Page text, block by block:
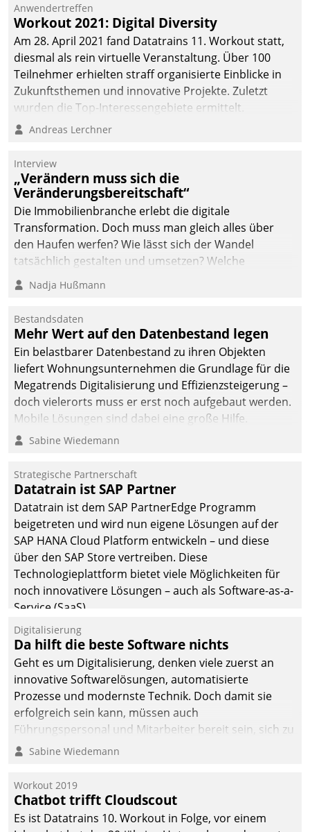
Cloud-Strategien und -
Lösungen mit hohem
Zukunftspotenzial.
Anwendertreffen
Workout 2021: Digital Diversity
Am 28. April 2021 fand Datatrains 11. Workout statt,
diesmal als rein virtuelle Veranstaltung. Über 100
Teilnehmer erhielten straff organisierte Einblicke in
Zukunftsthemen und innovative Projekte. Zuletzt
wurden die Top-Interessengebiete ermittelt.
Andreas Lerchner
Interview
„Verändern muss sich die
Veränderungsbereitschaft“
Die Immobilienbranche erlebt die digitale
Transformation. Doch muss man gleich alles über
den Haufen werfen? Wie lässt sich der Wandel
tatsächlich gestalten und umsetzen? Welche
Argumente zählen wirklich?
Nadja Hußmann
Bestandsdaten
Mehr Wert auf den Datenbestand legen
Ein belastbarer Datenbestand zu ihren Objekten
liefert Wohnungsunternehmen die Grundlage für die
Megatrends Digitalisierung und Effizienzsteigerung –
doch vielerorts muss er erst noch aufgebaut werden.
Mobile Lösungen sind dabei eine große Hilfe.
Sabine Wiedemann
Strategische Partnerschaft
Datatrain ist SAP Partner
Datatrain ist dem SAP PartnerEdge Programm
beigetreten und wird nun eigene Lösungen auf der
SAP HANA Cloud Platform entwickeln – und diese
über den SAP Store vertreiben. Diese
Technologieplattform bietet viele Möglichkeiten für
noch innovativere Lösungen – auch als Software-as-a-
Service (SaaS).
Digitalisierung
Da hilft die beste Software nichts
Geht es um Digitalisierung, denken viele zuerst an
innovative Softwarelösungen, automatisierte
Prozesse und modernste Technik. Doch damit sie
erfolgreich sein kann, müssen auch
Führungspersonal und Mitarbeiter bereit sein, sich zu
verändern und anzupassen, sonst werden sie an ihr
Sabine Wiedemann
Workout 2019
Chatbot trifft Cloudscout
Es ist Datatrains 10. Workout in Folge, vor einem